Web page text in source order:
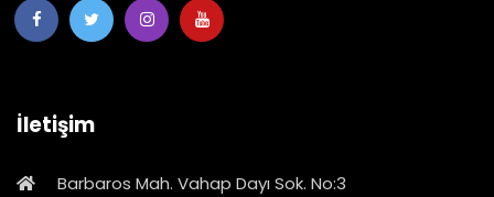
İletişim
Barbaros Mah. Vahap Dayı Sok. No:3